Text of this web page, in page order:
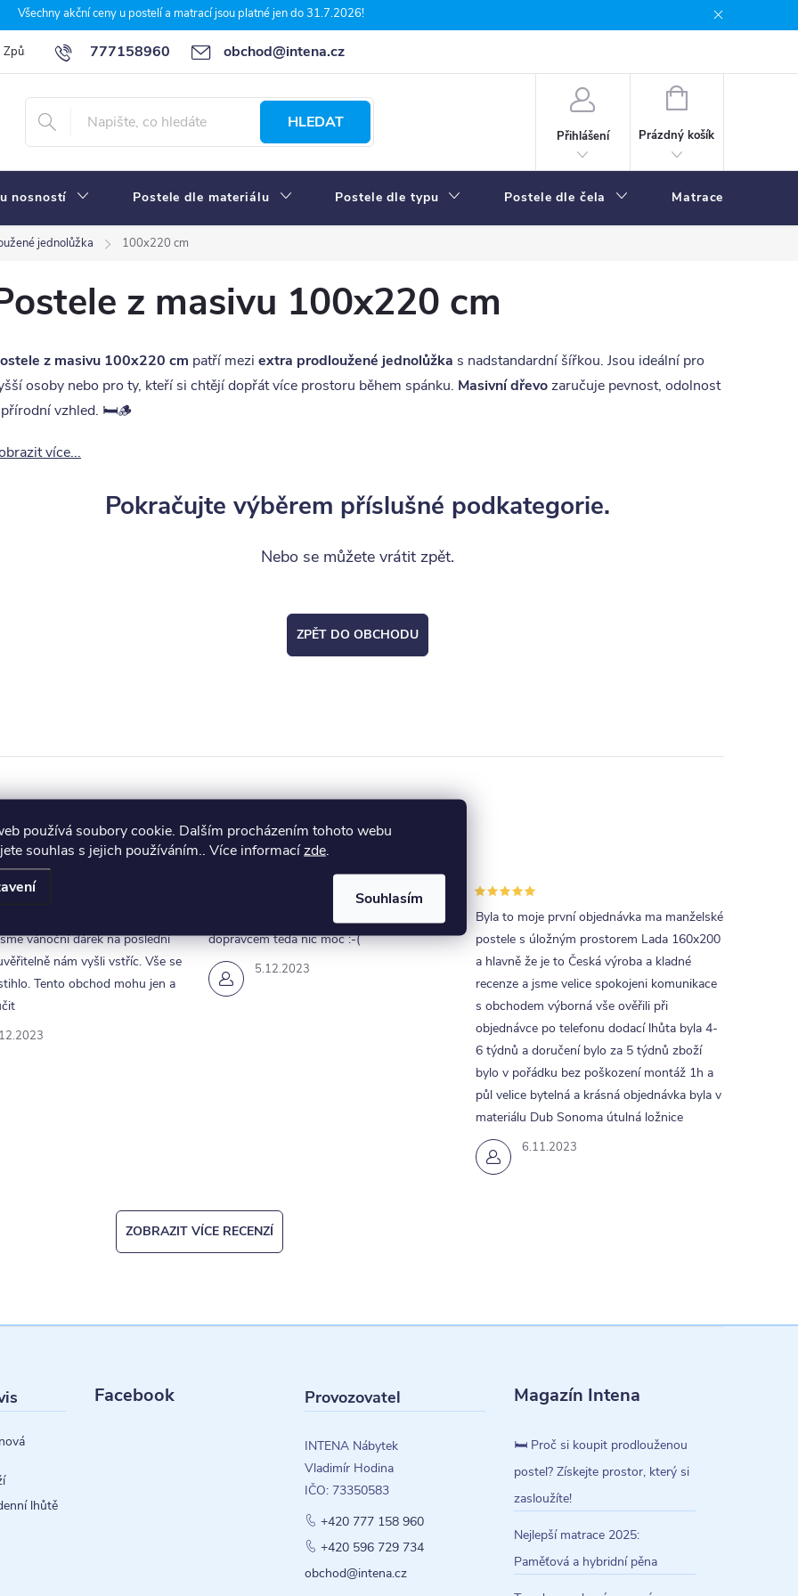
používá soubory cookie. Dalším procházením tohoto webu
souhlas s jejich používáním.. Více informacízde.
Souhlasím
Všechny akční ceny u postelí a matrací jsou platné jen do 31.7.2026!
777158960 obchod@intena.cz
Způsoby a ceny dopravy 7 důvodů, proč nakupit u Intena nábytek
HLEDAT
Přihlášení
NÁKUPNÍ
Prázdný košík
nosností Postele dle materiálu Postele dle typu Postele dle čela Matrace
jednolůžka 100x220 cm
z masivu 100x220 cm
z masivu 100x220 cm patří mezi extra prodloužené jednolůžka s nadstandardní šířkou. Jsou ideální pro
osoby nebo pro ty, kteří si chtějí dopřát více prostoru během spánku. Masivní dřevozaručuje pevnost, odolnost
přírodní vzhled. 🛏️🪵
více...
Pokračujte výběrem příslušné podkategorie.
Nebo se můžete vrátit zpět.
ZPĚT DO OBCHODU
vánoční dárek na poslední
nám vyšli vstříc. Vše se
Tento obchod mohu jen a
5.12.2023
Obchod v pohodě, akorát ta domluva s
dopravcem teda nic moc :-(
6.11.2023
Byla to moje první objednávka ma manželské
postele s úložným prostorem Lada 160x200
a hlavně že je to Česká výroba a kladné
recenze a jsme velice spokojeni komunikace
s obchodem výborná vše ověřili při
objednávce po telefonu dodací lhůta byla 4-
6 týdnů a doručení bylo za 5 týdnů zboží
bylo v pořádku bez poškození montáž 1h a
půl velice bytelná a krásná objednávka byla v
materiálu Dub Sonoma útulná ložnice
ZOBRAZIT VÍCE RECENZÍ
lhůtě
Facebook Provozovatel
INTENA Nábytek
Vladimír Hodina
IČO: 73350583
+420 777 158 960
+420 596 729 734
obchod@intena.cz
Magazín Intena
🛏️ Proč si koupit prodlouženou
postel? Získejte prostor, který si
zasloužíte!
Nejlepší matrace 2025:
Paměťová a hybridní pěna